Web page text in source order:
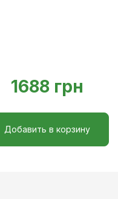
1688 грн
Добавить в корзину